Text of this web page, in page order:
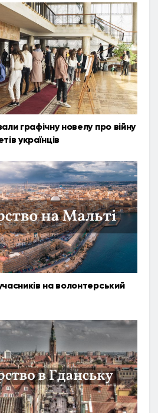
графічну новелу про війну
українців
на волонтерський